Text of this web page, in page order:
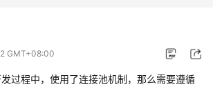
GMT+08:00
过程中，使用了连接池机制，那么需要遵循